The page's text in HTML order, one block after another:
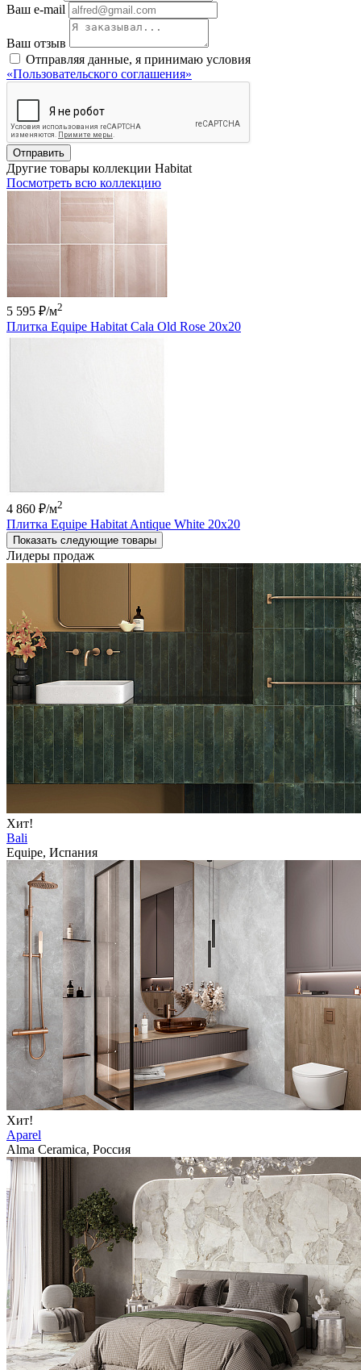
Ваш e-mail
Ваш отзыв
Отправляя данные, я принимаю условия
«Пользовательского соглашения»
Отправить
Другие товары коллекции Habitat
Посмотреть всю коллекцию
5 595 ₽/м2
Плитка Equipe Habitat Cala Old Rose 20x20
4 860 ₽/м2
Плитка Equipe Habitat Antique White 20x20
Показать следующие товары
Лидеры продаж
Хит!
Bali
Equipe, Испания
Хит!
Aparel
Alma Ceramica, Россия